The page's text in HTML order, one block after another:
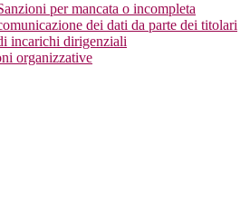
per mancata o incompleta
dei dati da parte dei titolari
incarichi dirigenziali
organizzative